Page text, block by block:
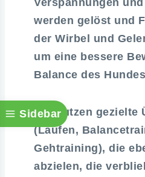
Sidebar
Verspannungen
werden gelöst und
der Wirbel und
um eine bessere
Balance des
Wir nutzen gezielte
(Laufen,
Gehtraining), die
abzielen, die